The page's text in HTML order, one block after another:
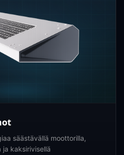
säästävällä moottorilla,
kaksirivisellä